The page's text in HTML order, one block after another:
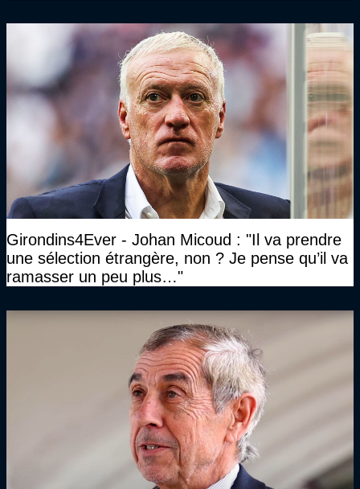
Girondins4Ever - Johan Micoud : "Il va prendre
une sélection étrangère, non ? Je pense qu’il va
ramasser un peu plus…"